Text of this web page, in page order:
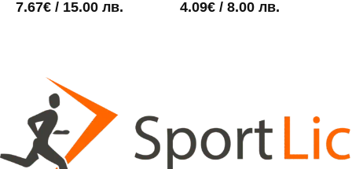
7.67€ / 15.00 лв. 4.09€/ 8.00 лв.